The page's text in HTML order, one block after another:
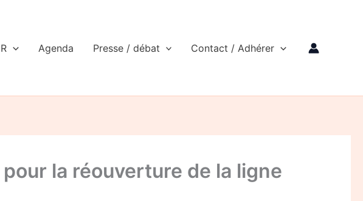
Agenda Presse / débat Contact / Adhérer
la réouverture de la ligne